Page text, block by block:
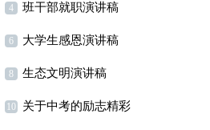
用15篇
4 班干部就职演讲稿
6 大学生感恩演讲稿
15篇
8 生态文明演讲稿
10 关于中考的励志精彩